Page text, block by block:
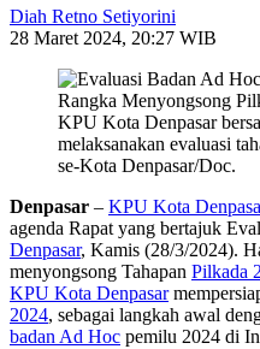
Diah Retno Setiyorini
28 Maret 2024, 20:27 WIB
KPU Kota Denpasar
melaksanakan evaluasi
se-Kota Denpasar/Doc.
Denpasar – KPU Kota
agenda Rapat yang bertajuk
Denpasar, Kamis (28/3/2024).
menyongsong Tahapan Pilkada
KPU Kota Denpasar
2024, sebagai langkah awal
badan Ad Hoc pemilu 2024 di